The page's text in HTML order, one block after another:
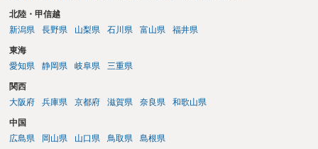
北陸・甲信越
新潟県
長野県 山梨県 石川県 富山県 福井県
東海
愛知県
静岡県 岐阜県 三重県
関西
大阪府
兵庫県 京都府 滋賀県 奈良県 和歌山県
中国
広島県
岡山県 山口県 鳥取県 島根県